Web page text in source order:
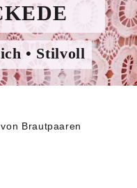
• Stilvoll
Brautpaaren